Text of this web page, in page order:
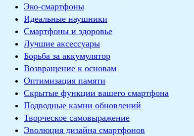
Эко-смартфоны
Идеальные наушники
Смартфоны и здоровье
Лучшие аксессуары
Борьба за аккумулятор
Возвращение к основам
Оптимизация памяти
Скрытые функции вашего смартфона
Подводные камни обновлений
Творческое самовыражение
Эволюция дизайна смартфонов